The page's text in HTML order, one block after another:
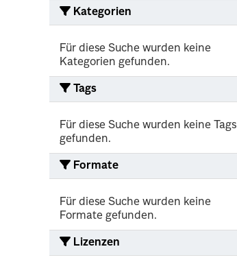
Kategorien
Für diese Suche wurden keine
Kategorien gefunden.
Tags
Für diese Suche wurden keine Tags
gefunden.
Formate
Für diese Suche wurden keine
Formate gefunden.
Lizenzen